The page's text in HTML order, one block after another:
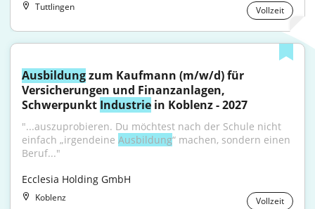
Tuttlingen Vollzeit
Ausbildung zum Kaufmann (m/w/d) für
Versicherungen und Finanzanlagen,
Schwerpunkt Industrie in Koblenz - 2027
"...auszuprobieren. Du möchtest nach der Schule nicht
einfach „irgendeine Ausbildung“ machen, sondern einen
Beruf..."
Ecclesia Holding GmbH
Koblenz Vollzeit